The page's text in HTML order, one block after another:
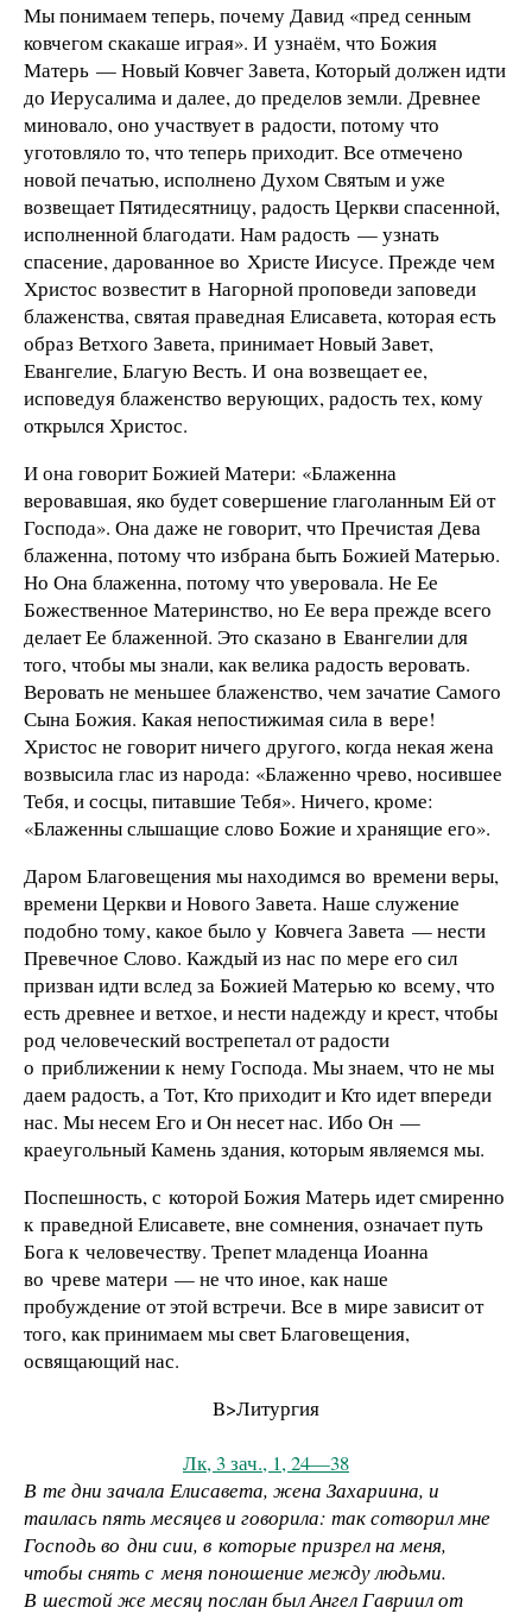
Мы понимаем теперь, почему Давид «пред сенным
ковчегом скакаше играя». И узнаём, что Божия
Матерь — Новый Ковчег Завета, Который должен идти
до Иерусалима и далее, до пределов земли. Древнее
миновало, оно участвует в радости, потому что
уготовляло то, что теперь приходит. Все отмечено
новой печатью, исполнено Духом Святым и уже
возвещает Пятидесятницу, радость Церкви спасенной,
исполненной благодати. Нам радость — узнать
спасение, дарованное во Христе Иисусе. Прежде чем
Христос возвестит в Нагорной проповеди заповеди
блаженства, святая праведная Елисавета, которая есть
образ Ветхого Завета, принимает Новый Завет,
Евангелие, Благую Весть. И она возвещает ее,
исповедуя блаженство верующих, радость тех, кому
открылся Христос.
И она говорит Божией Матери: «Блаженна
веровавшая, яко будет совершение глаголанным Ей от
Господа». Она даже не говорит, что Пречистая Дева
блаженна, потому что избрана быть Божией Матерью.
Но Она блаженна, потому что уверовала. Не Ее
Божественное Материнство, но Ее вера прежде всего
делает Ее блаженной. Это сказано в Евангелии для
того, чтобы мы знали, как велика радость веровать.
Веровать не меньшее блаженство, чем зачатие Самого
Сына Божия. Какая непостижимая сила в вере!
Христос не говорит ничего другого, когда некая жена
возвысила глас из народа: «Блаженно чрево, носившее
Тебя, и сосцы, питавшие Тебя». Ничего, кроме:
«Блаженны слышащие слово Божие и хранящие его».
Даром Благовещения мы находимся во времени веры,
времени Церкви и Нового Завета. Наше служение
подобно тому, какое было у Ковчега Завета — нести
Превечное Слово. Каждый из нас по мере его сил
призван идти вслед за Божией Матерью ко всему, что
есть древнее и ветхое, и нести надежду и крест, чтобы
род человеческий вострепетал от радости
о приближении к нему Господа. Мы знаем, что не мы
даем радость, а Тот, Кто приходит и Кто идет впереди
нас. Мы несем Его и Он несет нас. Ибо Он —
краеугольный Камень здания, которым являемся мы.
Поспешность, с которой Божия Матерь идет смиренно
к праведной Елисавете, вне сомнения, означает путь
Бога к человечеству. Трепет младенца Иоанна
во чреве матери — не что иное, как наше
пробуждение от этой встречи. Все в мире зависит от
того, как принимаем мы свет Благовещения,
освящающий нас.
B>Литургия
Лк, 3 зач., 1, 24—38
В те дни зачала Елисавета, жена Захариина, и
таилась пять месяцев и говорила: так сотворил мне
Господь во дни сии, в которые призрел на меня,
чтобы снять с меня поношение между людьми.
В шестой же месяц послан был Ангел Гавриил от